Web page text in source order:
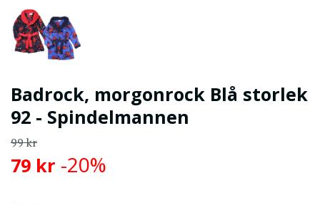
Badrock, morgonrock Blå storlek
92 - Spindelmannen
99 kr
79 kr -20%